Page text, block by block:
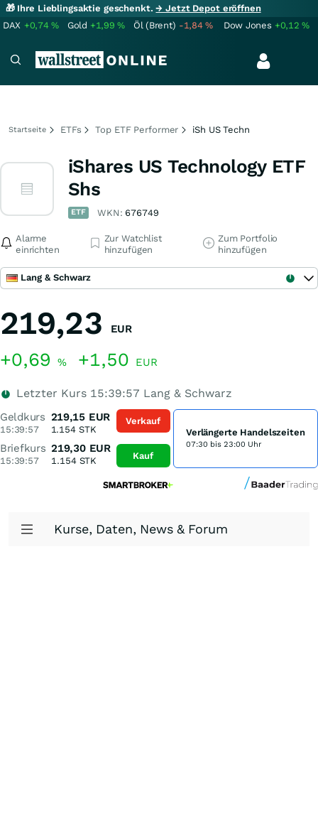
🎁 Ihre Lieblingsaktie geschenkt.→ Jetzt Depot eröffnen
DAX +0,74% Gold +1,99% Öl (Brent) -1,84% Dow Jones +0,12%
Startseite ETFs Top ETF Performer iSh US Techn
iShares US Technology ETF
Shs
ETF WKN: 676749
Alarme
einrichten
Zur Watchlist
hinzufügen
Zum Portfolio
hinzufügen
Lang & Schwarz
219,23 EUR
+0,69 % +1,50 EUR
Letzter Kurs 15:39:57 Lang & Schwarz
Geldkurs
15:39:57
219,15 EUR
1.154STK
Briefkurs
15:39:57
219,30 EUR
1.154STK
Verkauf
Kauf
Verlängerte Handelszeiten
07:30 bis 23:00 Uhr
Kurse, Daten, News & Forum